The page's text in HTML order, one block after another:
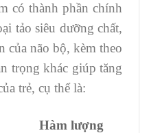
có thành phần chính
tảo siêu dưỡng chất,
của não bộ, kèm theo
trọng khác giúp tăng
trẻ, cụ thể là:
Hàm lượng